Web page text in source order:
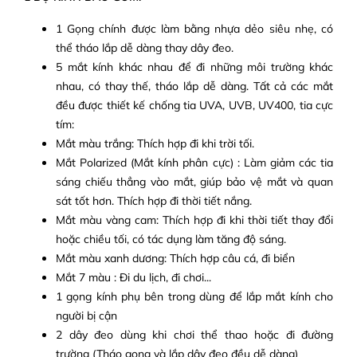
1 Gọng chính được làm bằng nhựa dẻo siêu nhẹ, có
thể tháo lắp dễ dàng thay dây đeo.
5 mắt kính khác nhau để đi những môi trường khác
nhau, có thay thế, tháo lắp dễ dàng. Tất cả các mắt
đều được thiết kế chống tia UVA, UVB, UV400, tia cực
tím:
Mắt màu trắng: Thích hợp đi khi trời tối.
Mắt Polarized (Mắt kính phân cực) : Làm giảm các tia
sáng chiếu thẳng vào mắt, giúp bảo vệ mắt và quan
sát tốt hơn. Thích hợp đi thời tiết nắng.
Mắt màu vàng cam: Thích hợp đi khi thời tiết thay đổi
hoặc chiều tối, có tác dụng làm tăng độ sáng.
Mắt màu xanh dương: Thích hợp câu cá, đi biển
Mắt 7 màu : Đi du lịch, đi chơi...
1 gọng kính phụ bên trong dùng để lắp mắt kính cho
người bị cận
2 dây đeo dùng khi chơi thể thao hoặc đi đường
trường (Tháo gọng và lắp dây đeo đều dễ dàng)